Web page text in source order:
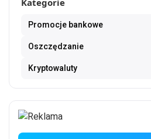
Kategorie
Promocje bankowe
Oszczędzanie
Kryptowaluty